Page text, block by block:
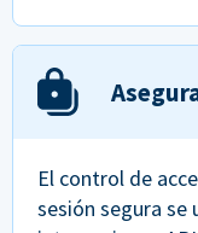
El control de
sesión segura se